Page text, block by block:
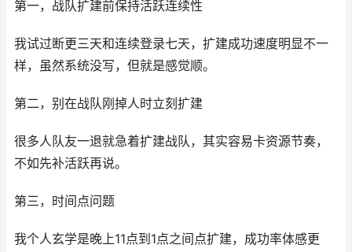
第一，战队扩建前保持活跃连续性
我试过断更三天和连续登录七天，扩建成功速度明显不一
样，虽然系统没写，但就是感觉顺。
第二，别在战队刚掉人时立刻扩建
很多人队友一退就急着扩建战队，其实容易卡资源节奏，
不如先补活跃再说。
第三，时间点问题
我个人玄学是晚上11点到1点之间点扩建，成功率体感更